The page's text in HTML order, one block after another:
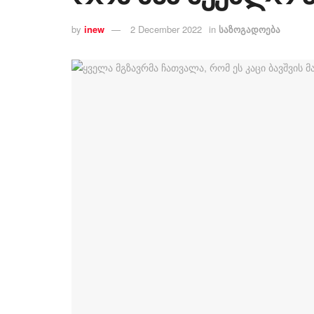
by inew 2 December 2022 in საზოგადოება